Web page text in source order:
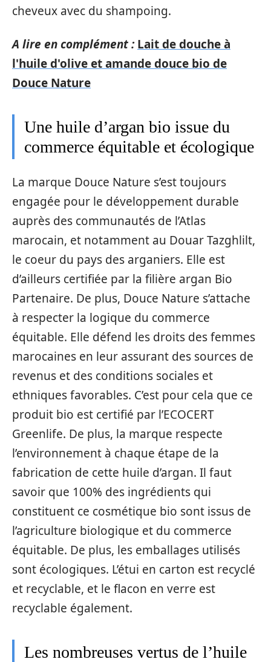
cheveux avec du shampoing.
A lire en complément : Lait de douche à
l'huile d'olive et amande douce bio de
Douce Nature
Une huile d’argan bio issue du
commerce équitable et écologique
La marque Douce Nature s’est toujours
engagée pour le développement durable
auprès des communautés de l’Atlas
marocain, et notamment au Douar Tazghlilt,
le coeur du pays des arganiers. Elle est
d’ailleurs certifiée par la filière argan Bio
Partenaire. De plus, Douce Nature s’attache
à respecter la logique du commerce
équitable. Elle défend les droits des femmes
marocaines en leur assurant des sources de
revenus et des conditions sociales et
ethniques favorables. C’est pour cela que ce
produit bio est certifié par l’ECOCERT
Greenlife. De plus, la marque respecte
l’environnement à chaque étape de la
fabrication de cette huile d’argan. Il faut
savoir que 100% des ingrédients qui
constituent ce cosmétique bio sont issus de
l’agriculture biologique et du commerce
équitable. De plus, les emballages utilisés
sont écologiques. L’étui en carton est recyclé
et recyclable, et le flacon en verre est
recyclable également.
Les nombreuses vertus de l’huile